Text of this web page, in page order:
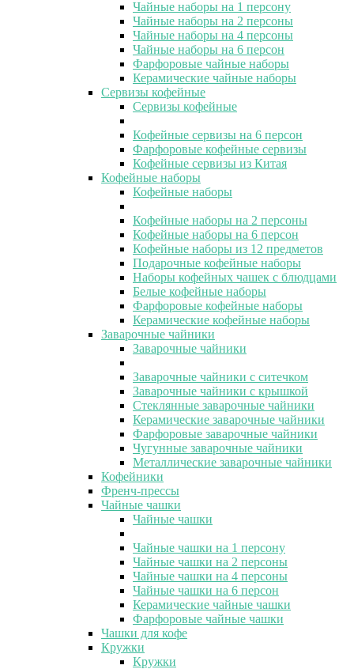
Чайные наборы на 1 персону
Чайные наборы на 2 персоны
Чайные наборы на 4 персоны
Чайные наборы на 6 персон
Фарфоровые чайные наборы
Керамические чайные наборы
Сервизы кофейные
Сервизы кофейные
Кофейные сервизы на 6 персон
Фарфоровые кофейные сервизы
Кофейные сервизы из Китая
Кофейные наборы
Кофейные наборы
Кофейные наборы на 2 персоны
Кофейные наборы на 6 персон
Кофейные наборы из 12 предметов
Подарочные кофейные наборы
Наборы кофейных чашек с блюдцами
Белые кофейные наборы
Фарфоровые кофейные наборы
Керамические кофейные наборы
Заварочные чайники
Заварочные чайники
Заварочные чайники с ситечком
Заварочные чайники с крышкой
Стеклянные заварочные чайники
Керамические заварочные чайники
Фарфоровые заварочные чайники
Чугунные заварочные чайники
Металлические заварочные чайники
Кофейники
Френч-прессы
Чайные чашки
Чайные чашки
Чайные чашки на 1 персону
Чайные чашки на 2 персоны
Чайные чашки на 4 персоны
Чайные чашки на 6 персон
Керамические чайные чашки
Фарфоровые чайные чашки
Чашки для кофе
Кружки
Кружки